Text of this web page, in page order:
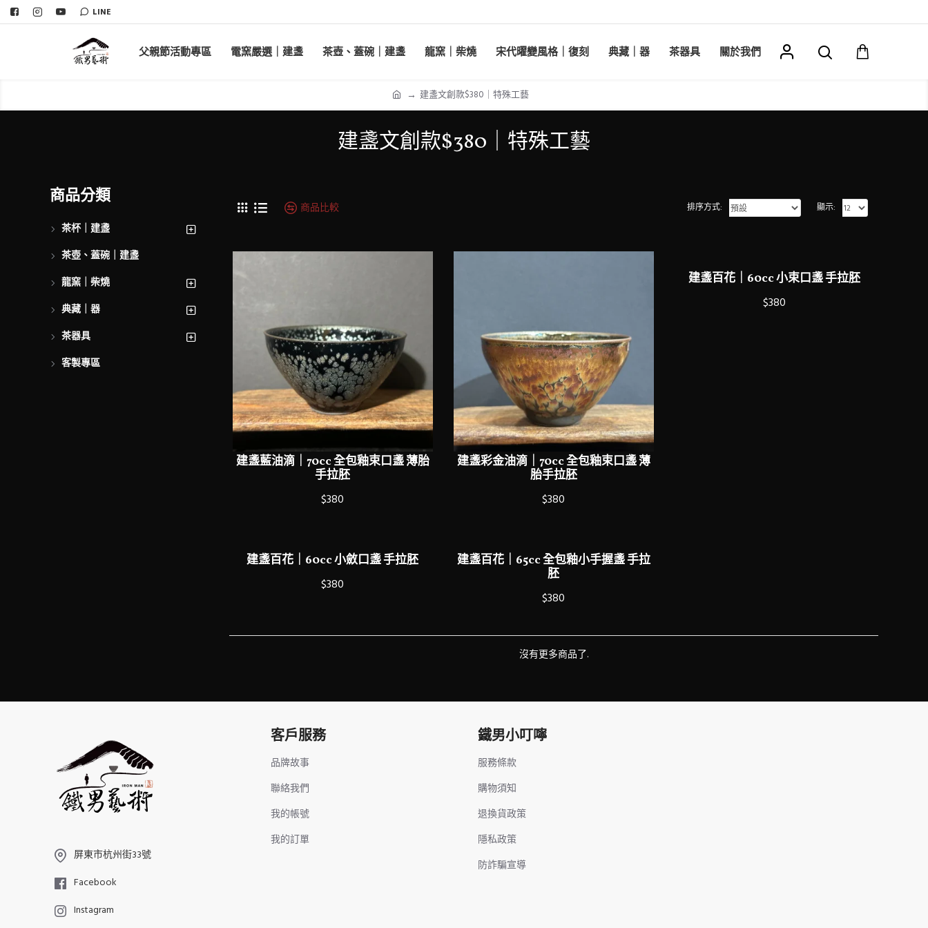
LINE
父親節活動專區 電窯嚴選｜建盞 茶壺、蓋碗｜建盞 龍窯｜柴燒 宋代曜變風格｜復刻 典藏｜器 茶器具 關於我們
建盞文創款$380｜特殊工藝
建盞文創款$380｜特殊工藝
商品分類
茶杯｜建盞
茶壺、蓋碗｜建盞
龍窯｜柴燒
典藏｜器
茶器具
客製專區
商品比較 排序方式: 顯示:
建盞藍油滴｜70cc 全包釉束口盞 薄胎
手拉胚
$380
建盞彩金油滴｜70cc 全包釉束口盞 薄
胎手拉胚
$380
建盞百花｜60cc 小束口盞 手拉胚
$380
建盞百花｜60cc 小斂口盞 手拉胚
$380
建盞百花｜65cc 全包釉小手握盞 手拉
胚
$380
沒有更多商品了.
屏東市杭州街33號
Facebook
Instagram
客戶服務
品牌故事
聯絡我們
我的帳號
我的訂單
鐵男小叮嚀
服務條款
購物須知
退換貨政策
隱私政策
防詐騙宣導